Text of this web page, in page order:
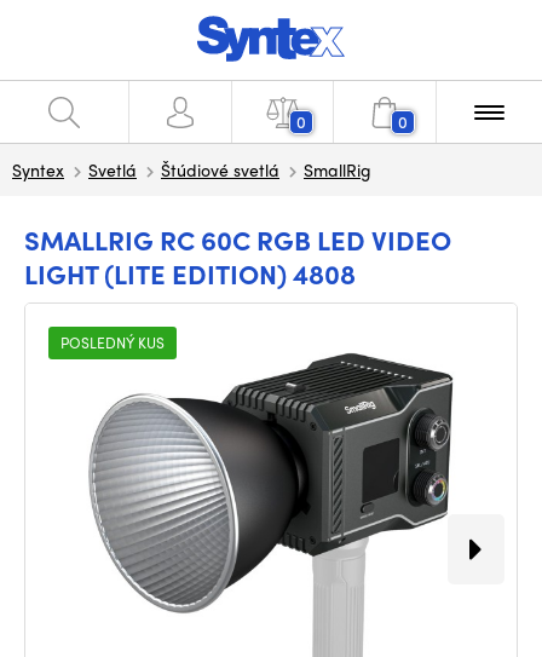
0 0
Syntex Svetlá Štúdiové svetlá SmallRig
SMALLRIG RC 60C RGB LED VIDEO
LIGHT (LITE EDITION) 4808
POSLEDNÝ KUS